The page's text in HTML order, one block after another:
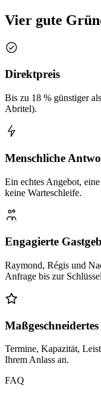
Vier gute
Direktpreis
Bis zu 18 % günstiger
Abritel).
Menschliche
Ein echtes Angebot,
keine Warteschleife.
Engagierte
Raymond, Régis und
Anfrage bis zur
Termine, Kapazität,
Ihrem Anlass an.
FAQ